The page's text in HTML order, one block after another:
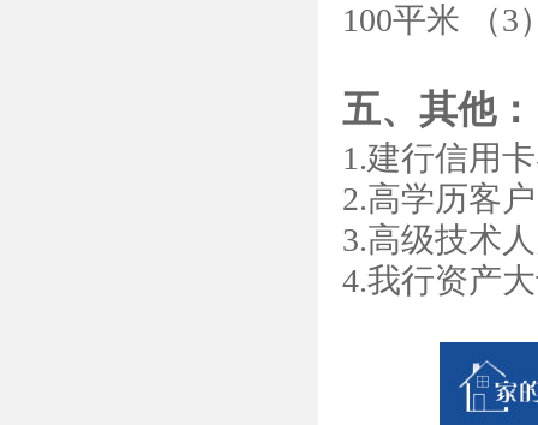
100平米 （3
五、其他：
1.建行信用
2.高学历客户
3.高级技术
4.我行资产